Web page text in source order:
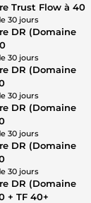
Trust Flow à 40
30 jours
DR (Domaine
30 jours
DR (Domaine
30 jours
DR (Domaine
30 jours
DR (Domaine
30 jours
DR (Domaine
+ TF 40+